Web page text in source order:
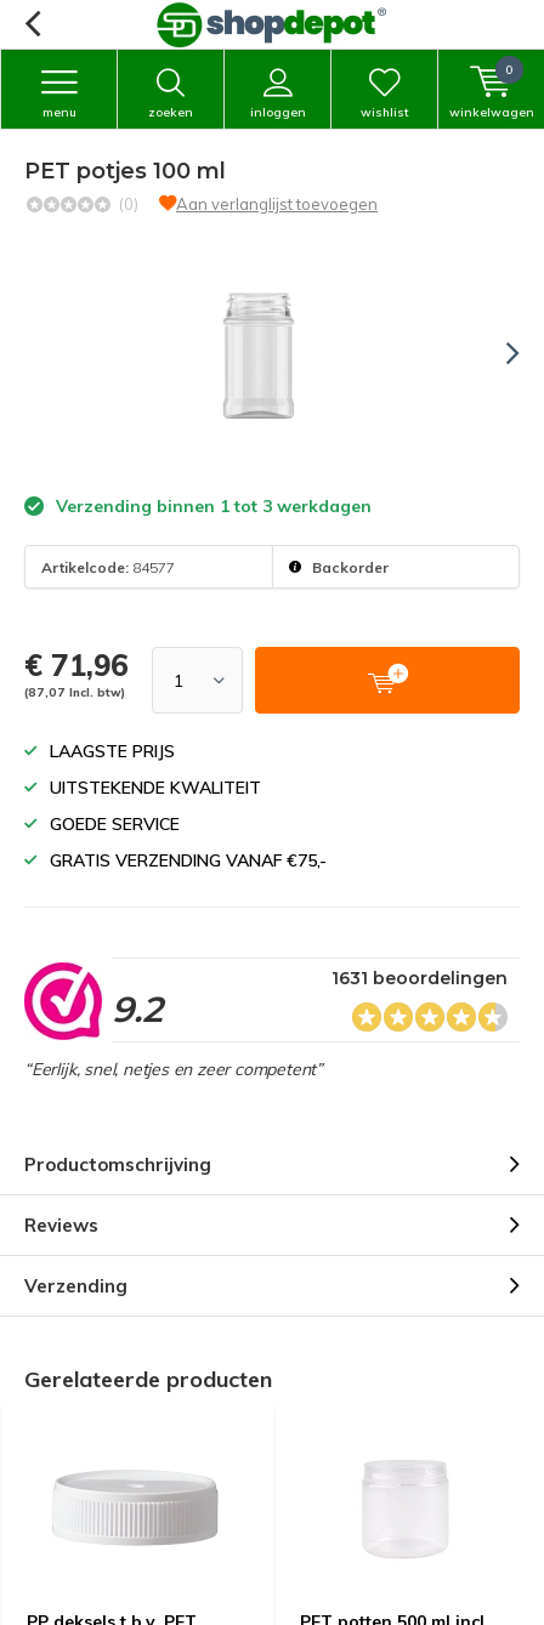
zoeken inloggen
menu wishlist winkelwagen
0
PET potjes 100 ml
(0) Aan verlanglijst toevoegen
Verzending binnen 1 tot 3 werkdagen
Artikelcode: 84577 Backorder
€ 71,96
(87,07 Incl. btw)
LAAGSTE PRIJS
UITSTEKENDE KWALITEIT
GOEDE SERVICE
GRATIS VERZENDING VANAF €75,-
9.2
1631 beoordelingen
“Eerlijk, snel, netjes en zeer competent”
Productomschrijving
Reviews
Verzending
Gerelateerde producten